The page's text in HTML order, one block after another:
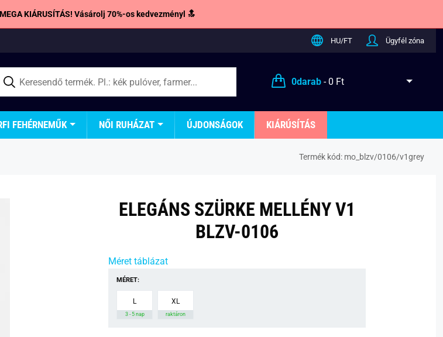
KIÁRUSÍTÁS! Vásárolj 70%-os kedvezményl 🔝
HU/FT Ügyfél zóna
0darab- 0 Ft
FEHÉRNEMŰK NŐI RUHÁZAT ÚJDONSÁGOK KIÁRÚSÍTÁS
Termék kód: mo_blzv/0106/v1grey
ELEGÁNS SZÜRKE MELLÉNY V1
BLZV-0106
Méret táblázat
MÉRET:
L
3 - 5 nap
XL
raktáron